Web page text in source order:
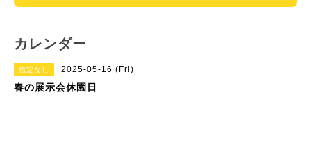
カレンダー
指定なし 2025-05-16 (Fri)
春の展示会休園日